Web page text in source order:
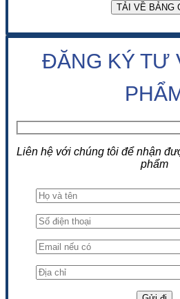
ĐĂNG KÝ TƯ
Liên hệ với chúng tôi để nhận
phẩm